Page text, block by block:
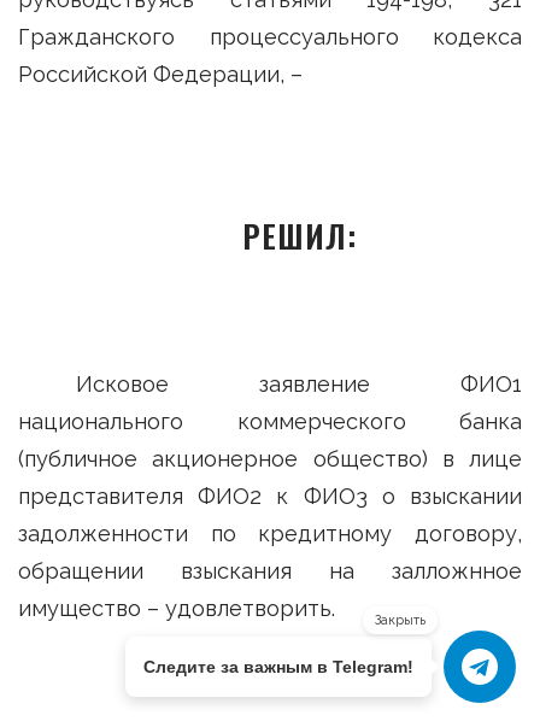
Гражданского процессуального кодекса
Российской Федерации, –
РЕШИЛ:
Исковое заявление ФИО1
национального коммерческого банка
(публичное акционерное общество) в лице
представителя ФИО2 к ФИО3 о взыскании
задолженности по кредитному договору,
обращении взыскания на залложнное
имущество – удовлетворить.
Закрыть
Следите за важным в Telegram!